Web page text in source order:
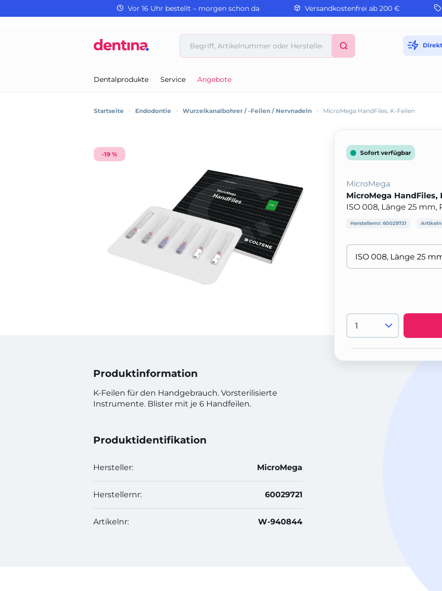
Vor 16 Uhr bestellt – morgen schon da Versandkostenfrei ab 200 €
Dentalprodukte Service Angebote
Startseite > Endodontie > Wurzelkanalbohrer / -Feilen / Nervnadeln > MicroMega HandFiles, K-Feilen
-19 %
Produktinformation
K-Feilen für den Handgebrauch. Vorsterilisierte
Instrumente. Blister mit je 6 Handfeilen.
Produktidentifikation
Hersteller: MicroMega
Herstellernr: 60029721
Artikelnr: W-940844
Sofort verfügbar
MicroMega
MicroMega HandFiles,
ISO 008, Länge 25
Herstellernr: 60029721